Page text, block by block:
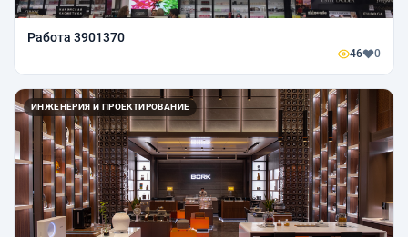
Работа 3901370
46 0
ИНЖЕНЕРИЯ И ПРОЕКТИРОВАНИЕ